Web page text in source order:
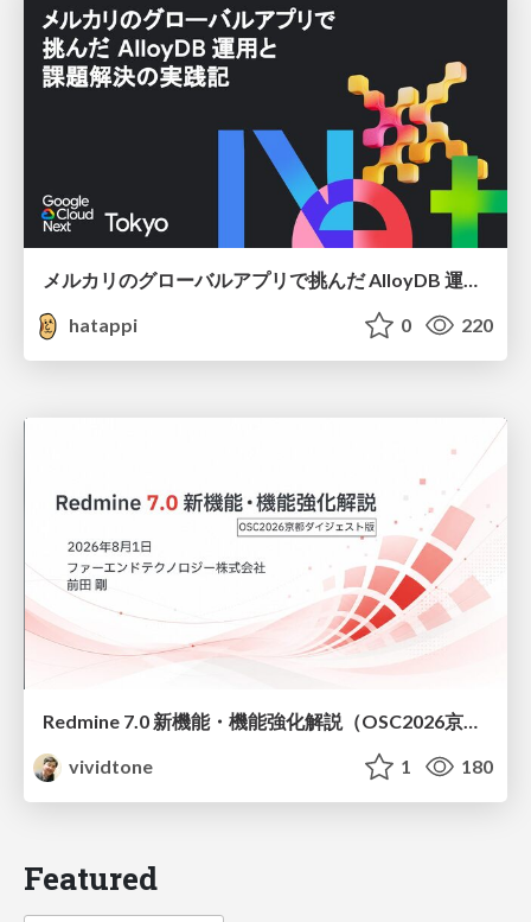
hatappi
0 220
Redmine 7.0 新機能・機能強化解説（OSC2026京都ダイジェスト版）
vividtone
1 180
Featured